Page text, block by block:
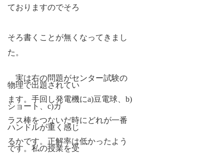
ておりますのでそろ
そろ書くことが無くなってきまし
た。
実は右の問題がセンター試験の
物理で出題されてい
ます。手回し発電機にa)豆電球、 b)
ショート、 c)ガ
ラス棒をつないだ時にどれが一番
ハンドルが重く感じ
るかです。正解率は低かったよう
です。私の授業を受